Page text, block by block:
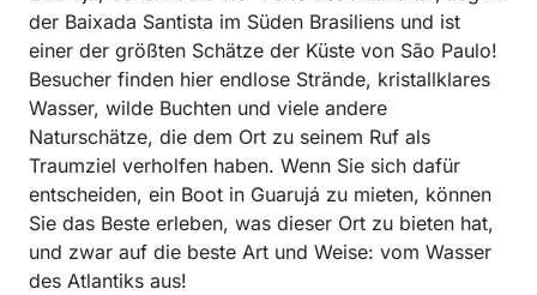
der Baixada Santista im Süden Brasiliens und ist
einer der größten Schätze der Küste von São Paulo!
Besucher finden hier endlose Strände, kristallklares
Wasser, wilde Buchten und viele andere
Naturschätze, die dem Ort zu seinem Ruf als
Traumziel verholfen haben. Wenn Sie sich dafür
entscheiden, ein Boot in Guarujá zu mieten, können
Sie das Beste erleben, was dieser Ort zu bieten hat,
und zwar auf die beste Art und Weise: vom Wasser
des Atlantiks aus!